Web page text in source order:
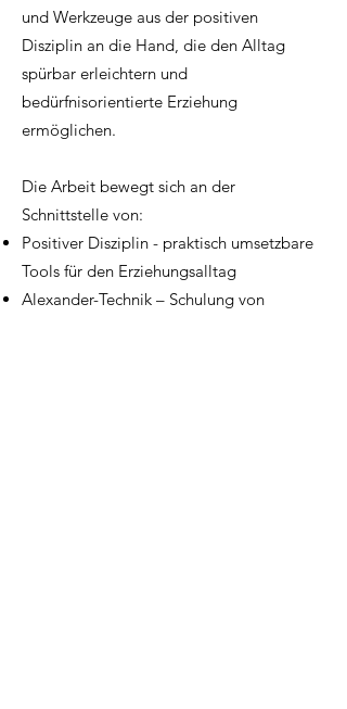
und Werkzeuge aus der positiven
Disziplin an die Hand, die den Alltag
spürbar erleichtern und
bedürfnisorientierte Erziehung
ermöglichen.
Die Arbeit bewegt sich an der
Schnittstelle von:
Positiver Disziplin - praktisch umsetzbare
Tools für den Erziehungsalltag
Alexander-Technik – Schulung von